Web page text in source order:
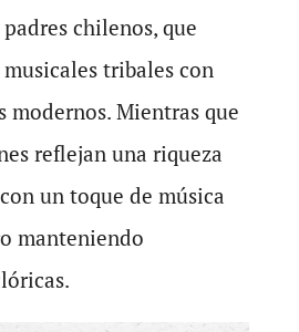
chilenos, que
tribales con
modernos. Mientras que
reflejan una riqueza
un toque de música
manteniendo